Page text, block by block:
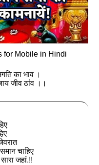
for Mobile in Hindi
का भाव ।
जीव ठांव ।।
चाहिए
जहां.!!